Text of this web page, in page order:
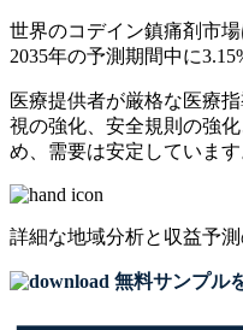
世界のコデイン鎮痛剤市
2035年の予測期間中に
医療提供者が厳格な医療
視の強化、安全規則の強
め、需要は安定していま
詳細な地域分析と収益予測
無料サンプル